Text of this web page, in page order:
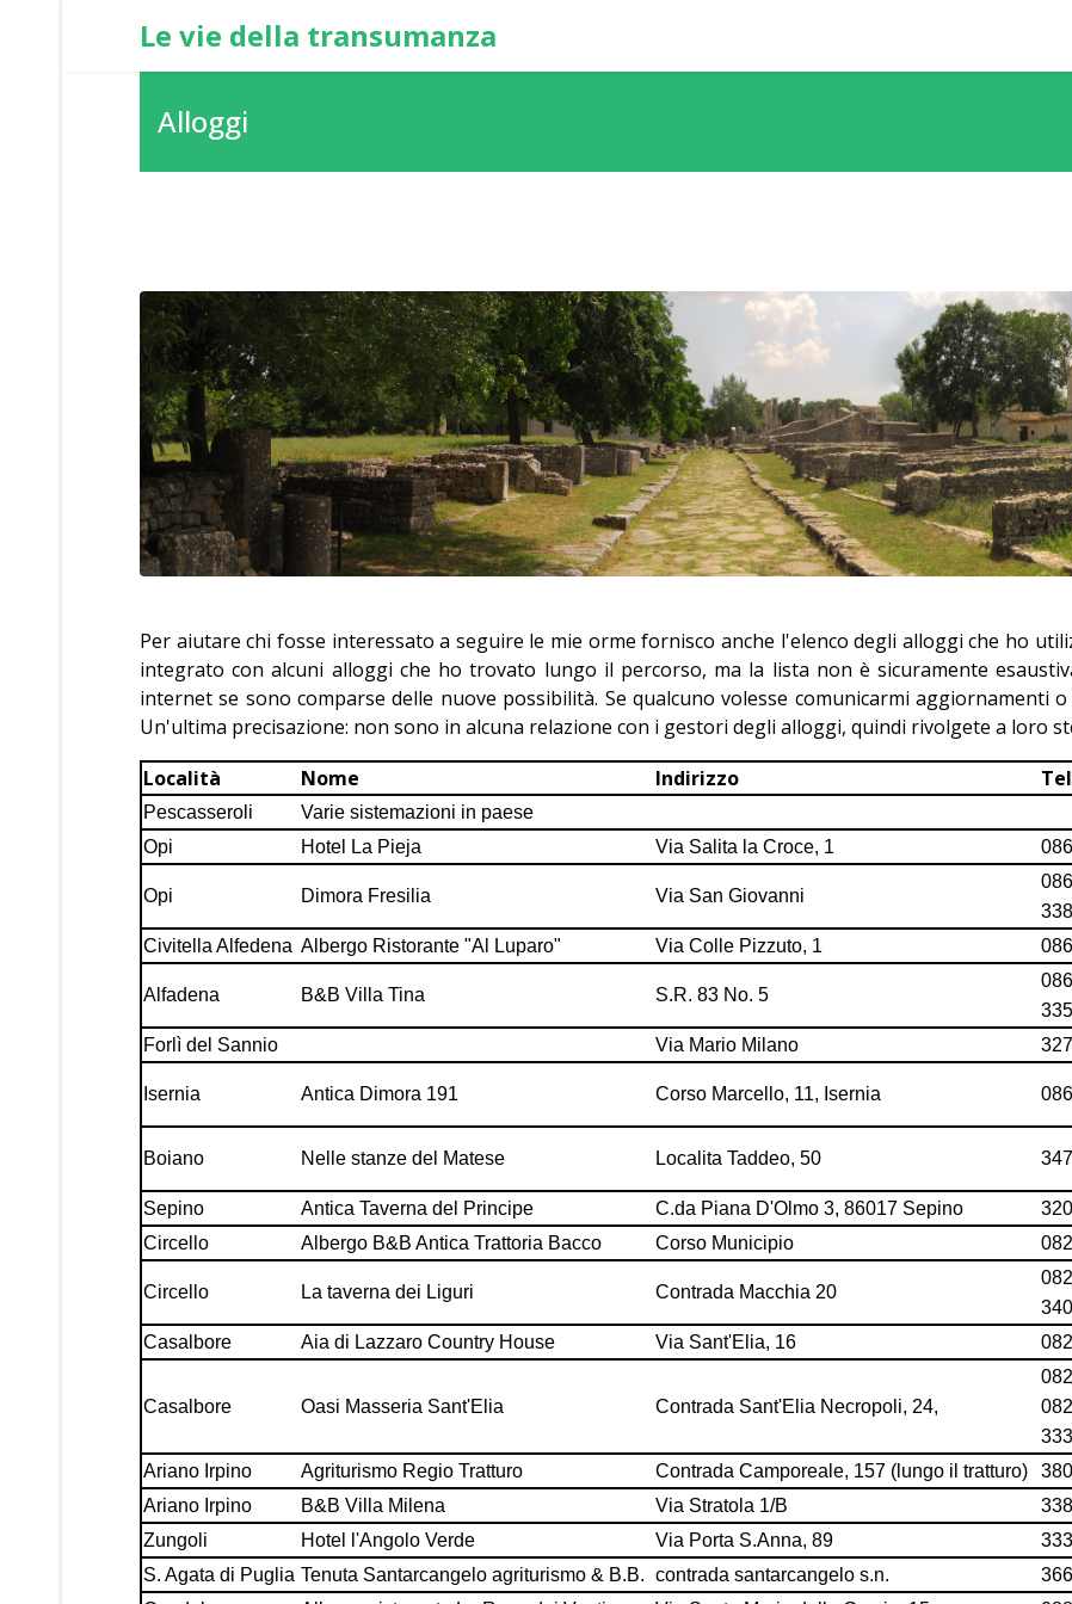
Le vie della transumanza
Alloggi
Per aiutare chi fosse interessato a seguire le mie orme fornisco anche l'elenco degli alloggi che ho
integrato con alcuni alloggi che ho trovato lungo il percorso, ma la lista non è sicuramente
internet se sono comparse delle nuove possibilità. Se qualcuno volesse comunicarmi
Un'ultima precisazione: non sono in alcuna relazione con i gestori degli alloggi, quindi rivolgete a loro
Località
Nome Indirizzo
Pescasseroli
Varie sistemazioni in paese
Opi
Hotel La Pieja Via Salita la Croce, 1
Opi Dimora Fresilia Via San Giovanni
Civitella Alfedena Albergo Ristorante "Al Luparo" Via Colle Pizzuto, 1
Alfadena B&B Villa Tina S.R. 83 No. 5
Forlì del Sannio
Via Mario Milano
Isernia Antica Dimora 191 Corso Marcello, 11, Isernia
Boiano Nelle stanze del Matese Localita Taddeo, 50
Sepino
Antica Taverna del Principe C.da Piana D'Olmo 3, 86017 Sepino
Circello
Albergo B&B Antica Trattoria Bacco Corso Municipio
Circello La taverna dei Liguri Contrada Macchia 20
Casalbore Aia di Lazzaro Country House Via Sant'Elia, 16
Casalbore Oasi Masseria Sant'Elia Contrada Sant'Elia Necropoli, 24,
Ariano Irpino Agriturismo Regio Tratturo Contrada Camporeale, 157 (lungo il tratturo)
Ariano Irpino
B&B Villa Milena Via Stratola 1/B
Zungoli
Hotel l'Angolo Verde Via Porta S.Anna, 89
S. Agata di Puglia Tenuta Santarcangelo agriturismo & B.B. contrada santarcangelo s.n.